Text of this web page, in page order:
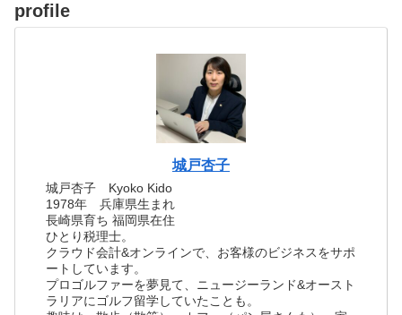
profile
城戸杏子
城戸杏子 Kyoko Kido
1978年 兵庫県生まれ
長崎県育ち 福岡県在住
ひとり税理士。
クラウド会計&オンラインで、お客様のビジネスをサポ
ートしています。
プロゴルファーを夢見て、ニュージーランド&オースト
ラリアにゴルフ留学していたことも。